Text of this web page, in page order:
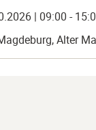
| 09:00 -
Alter